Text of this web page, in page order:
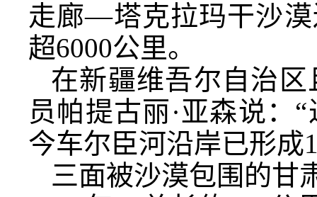
走廊—塔克拉玛干沙漠
超6000公里。
在新疆维吾尔自治
员帕提古丽·亚森说：
今车尔臣河沿岸已形成
三面被沙漠包围的甘